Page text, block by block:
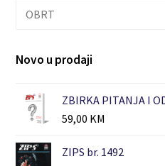
OBRT
Novo u prodaji
ZBIRKA PITANJA I
59,00 KM
ZIPS br. 1492